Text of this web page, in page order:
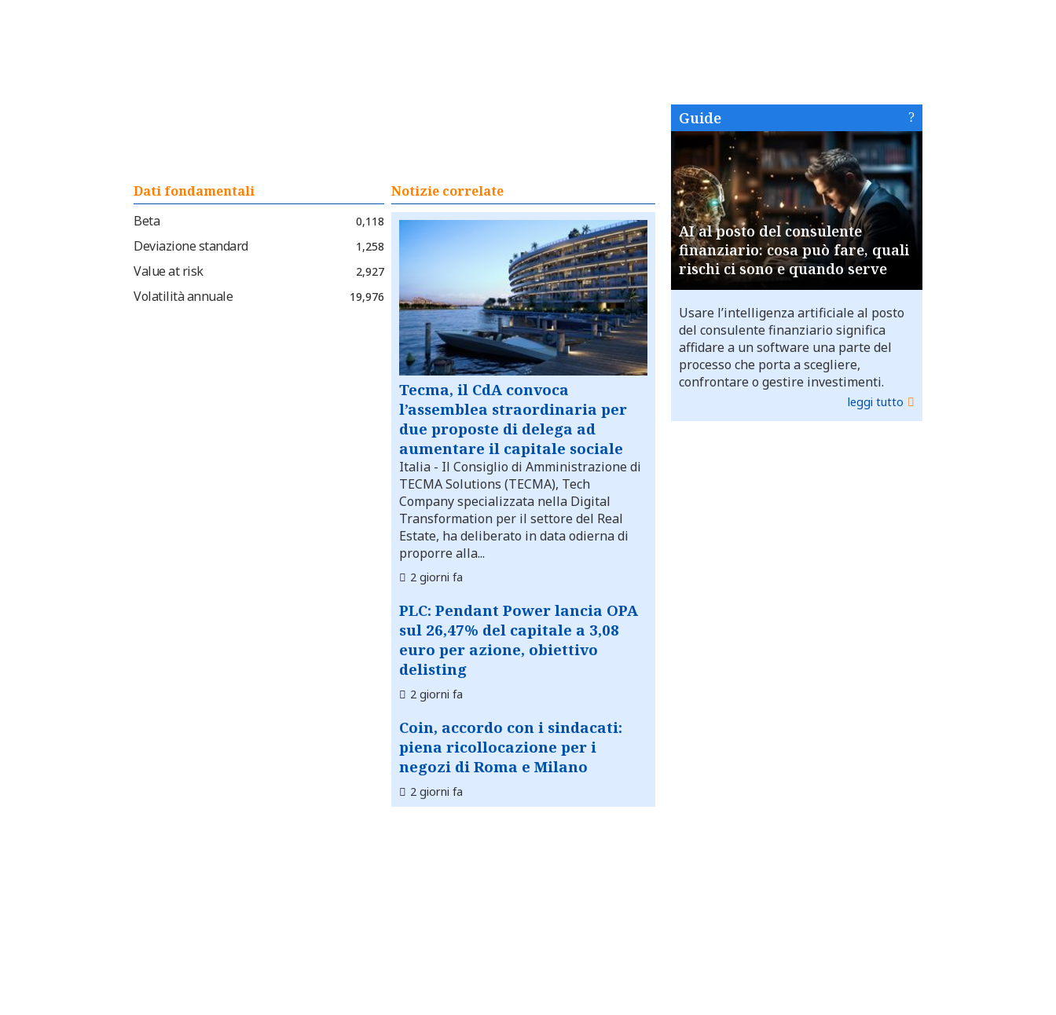
Dati fondamentali
Beta
0,118
Deviazione standard 1,258
Value at risk 2,927
Volatilità annuale 19,976
Notizie correlate
Tecma, il CdA convoca
l’assemblea straordinaria per
due proposte di delega ad
aumentare il capitale sociale
Italia - Il Consiglio di Amministrazione di
TECMA Solutions (TECMA), Tech
Company specializzata nella Digital
Transformation per il settore del Real
Estate, ha deliberato in data odierna di
proporre alla...
2 giorni fa
PLC: Pendant Power lancia OPA
sul 26,47% del capitale a 3,08
euro per azione, obiettivo
delisting
2 giorni fa
Coin, accordo con i sindacati:
piena ricollocazione per i
negozi di Roma e Milano
2 giorni fa
Guide
AI al posto del consulente
finanziario: cosa può fare, quali
rischi ci sono e quando serve
Usare l’intelligenza artificiale al posto
del consulente finanziario significa
affidare a un software una parte del
processo che porta a scegliere,
confrontare o gestire investimenti.
leggi tutto